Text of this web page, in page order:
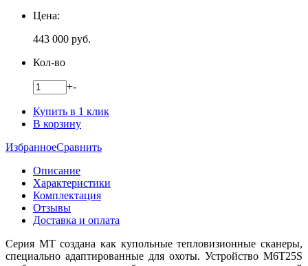
Цена:
443 000 руб.
Кол-во
+-
Купить в 1 клик
В корзину
ИзбранноеСравнить
Описание
Характеристики
Комплектация
Отзывы
Доставка и оплата
Серия MT создана как купольные тепловизионные сканеры,
специально адаптированные для охоты. Устройство M6T25S